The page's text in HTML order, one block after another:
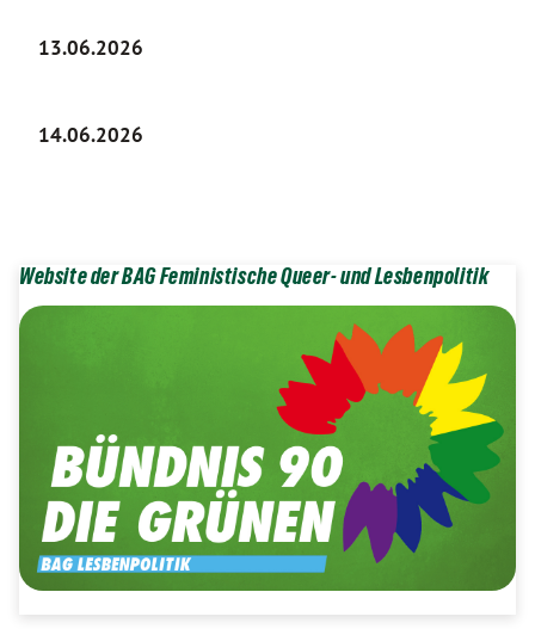
13.06.2026
14.06.2026
Website der BAG Feministische Queer- und Lesbenpolitik